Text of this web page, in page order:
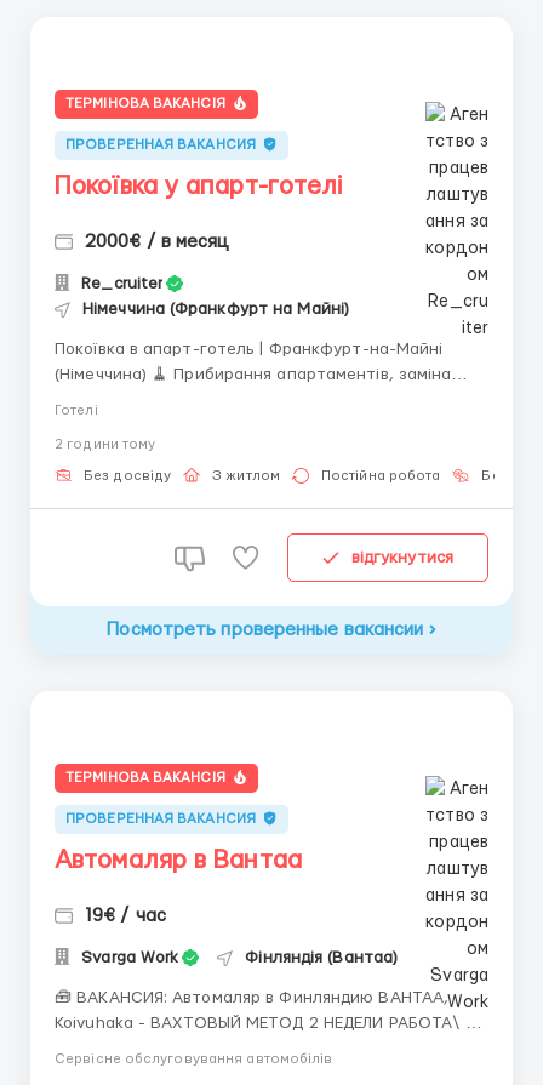
ТЕРМІНОВА ВАКАНСІЯ
ПРОВЕРЕННАЯ ВАКАНСИЯ
Покоївка у апарт-готелі
2000€ / в месяц
Re_cruiter
Німеччина (Франкфурт на Майні)
Покоївка в апарт-готель | Франкфурт-на-Майні
(Німеччина) 🧹 Прибирання апартаментів, заміна
стажування — 8 €/год. Середній дохід — близько
2000 € на місяць (після вирахування вартості житла).
Готелі
2 години тому
Без досвіду З житлом Постійна робота Без
відгукнутися
Посмотреть проверенные вакансии
ТЕРМІНОВА ВАКАНСІЯ
ПРОВЕРЕННАЯ ВАКАНСИЯ
Автомаляр в Вантаа
19€ / час
Svarga Work Фінляндія (Вантаа)
🧰 ВАКАНСИЯ: Автомаляр в Финляндию ВАНТАА,
Koivuhaka - ВАХТОВЫЙ МЕТОД 2 НЕДЕЛИ РАБОТА\ 2
НЕДЕЛИ ДОМ 📍 Локация: столтчный регион, Вантаа,
Сервісне обслуговування автомобілів